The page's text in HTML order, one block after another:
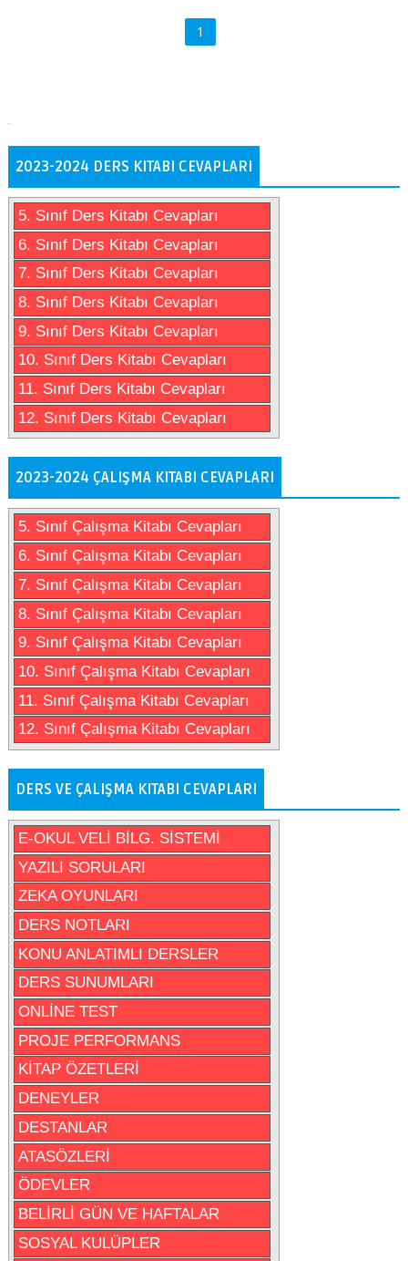
1
2023-2024 DERS KITABI CEVAPLARI
5. Sınıf Ders Kitabı Cevapları
6. Sınıf Ders Kitabı Cevapları
7. Sınıf Ders Kitabı Cevapları
8. Sınıf Ders Kitabı Cevapları
9. Sınıf Ders Kitabı Cevapları
10. Sınıf Ders Kitabı Cevapları
11. Sınıf Ders Kitabı Cevapları
12. Sınıf Ders Kitabı Cevapları
2023-2024 ÇALIŞMA KITABI CEVAPLARI
5. Sınıf Çalışma Kitabı Cevapları
6. Sınıf Çalışma Kitabı Cevapları
7. Sınıf Çalışma Kitabı Cevapları
8. Sınıf Çalışma Kitabı Cevapları
9. Sınıf Çalışma Kitabı Cevapları
10. Sınıf Çalışma Kitabı Cevapları
11. Sınıf Çalışma Kitabı Cevapları
12. Sınıf Çalışma Kitabı Cevapları
DERS VE ÇALIŞMA KITABI CEVAPLARI
E-OKUL VELİ BİLG. SİSTEMİ
YAZILI SORULARI
ZEKA OYUNLARI
DERS NOTLARI
KONU ANLATIMLI DERSLER
DERS SUNUMLARI
ONLİNE TEST
PROJE PERFORMANS
KİTAP ÖZETLERİ
DENEYLER
DESTANLAR
ATASÖZLERİ
ÖDEVLER
BELİRLİ GÜN VE HAFTALAR
SOSYAL KULÜPLER